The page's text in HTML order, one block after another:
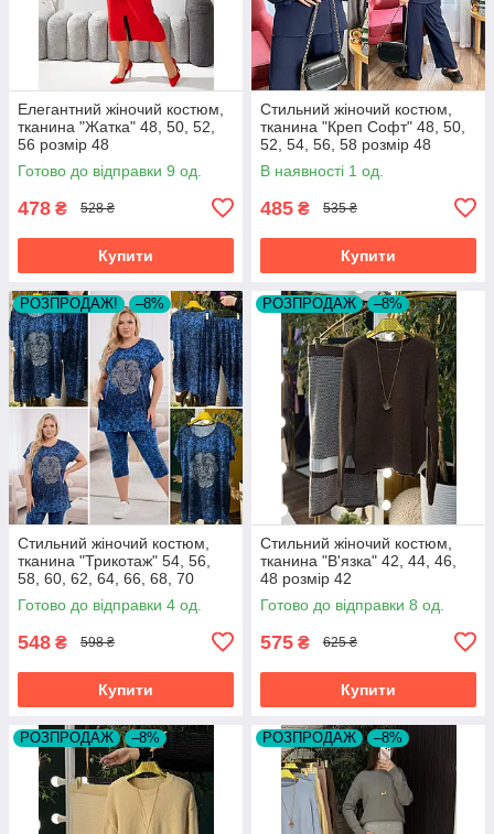
Елегантний жіночий костюм,
тканина "Жатка" 48, 50, 52,
56 розмір 48
Готово до відправки 9 од.
478 ₴ 528 ₴
Купити
Стильний жіночий костюм,
тканина "Креп Софт" 48, 50,
52, 54, 56, 58 розмір 48
В наявності 1 од.
485 ₴ 535 ₴
Купити
РОЗПРОДАЖ! –8%
Стильний жіночий костюм,
тканина "Трикотаж" 54, 56,
58, 60, 62, 64, 66, 68, 70
розмір 54
Готово до відправки 4 од.
548 ₴ 598 ₴
Купити
РОЗПРОДАЖ –8%
Стильний жіночий костюм,
тканина "В'язка" 42, 44, 46,
48 розмір 42
Готово до відправки 8 од.
575 ₴ 625 ₴
Купити
РОЗПРОДАЖ –8% РОЗПРОДАЖ –8%